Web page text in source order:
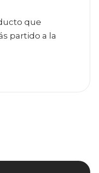
que
partido a la